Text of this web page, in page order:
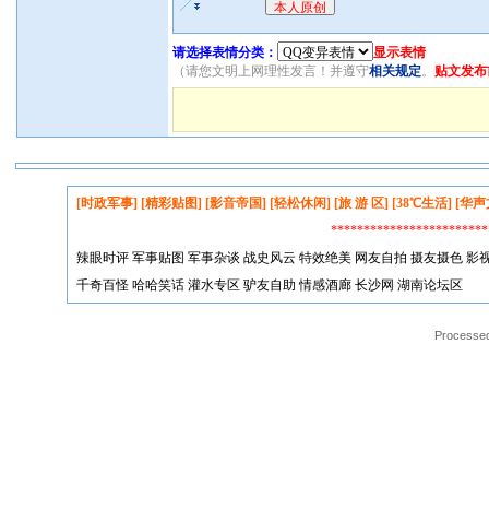
请选择表情分类：
显示表情
（请您文明上网理性发言！并遵守相关规定。 贴文发
[时政军事] [精彩贴图] [影音帝国] [轻松休闲] [旅 游 区] [38℃生活] [华
************************
辣眼时评 军事贴图 军事杂谈 战史风云 特效绝美 网友自拍 摄友摄色 影
千奇百怪 哈哈笑话 灌水专区 驴友自助 情感酒廊 长沙网 湖南论坛区